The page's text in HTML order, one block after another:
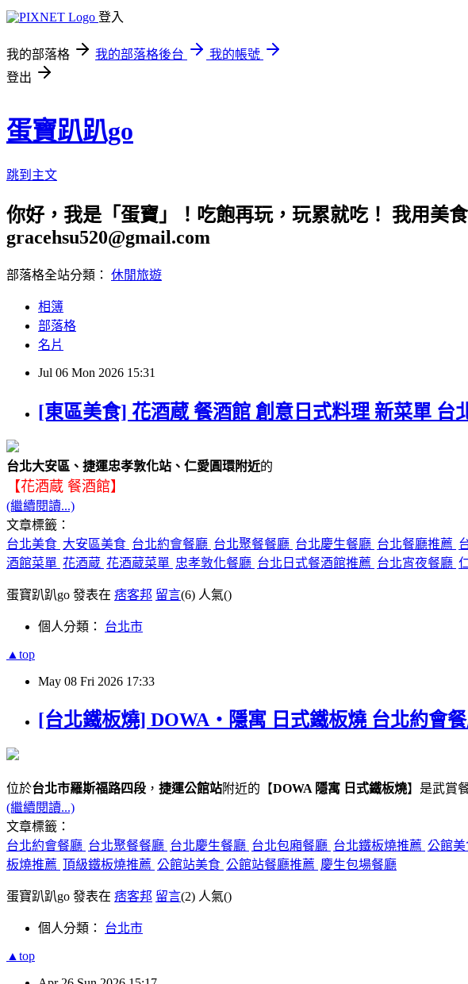
登入
我的部落格 我的部落格後台
我的帳號
登出
蛋寶趴趴go
跳到主文
你好，我是「蛋寶」！吃飽再玩，玩累就吃！ 我用美
gracehsu520@gmail.com
部落格全站分類： 休閒旅遊
相簿
部落格
名片
Jul 06 Mon 2026 15:31
[東區美食] 花酒蔵 餐酒館 創意日式料理 新菜單 台
台北大安區、捷運忠孝敦化站、仁愛圓環附近的
【花酒蔵 餐酒館】
(繼續閱讀...)
文章標籤：
台北美食 大安區美食 台北約會餐廳 台北聚餐餐廳 台北慶生餐廳 台北餐廳推薦
酒館菜單 花酒蔵 花酒蔵菜單 忠孝敦化餐廳 台北日式餐酒館推薦 台北宵夜餐廳
蛋寶趴趴go 發表在 痞客邦 留言(6) 人氣()
個人分類： 台北市
▲top
May 08 Fri 2026 17:33
[台北鐵板燒] DOWA・隱寓 日式鐵板燒 台北約會
位於台北市羅斯福路四段 ， 捷運公館站附近的【DOWA 隱寓 日式鐵板燒】是武賞
(繼續閱讀...)
文章標籤：
台北約會餐廳 台北聚餐餐廳 台北慶生餐廳 台北包廂餐廳 台北鐵板燒推薦 公館美
板燒推薦 頂級鐵板燒推薦 公館站美食 公館站餐廳推薦 慶生包場餐廳
蛋寶趴趴go 發表在 痞客邦 留言(2) 人氣()
個人分類： 台北市
▲top